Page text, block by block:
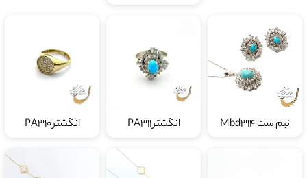
نیم ست Mbd314 انگشتر PA311 انگشتر PA310